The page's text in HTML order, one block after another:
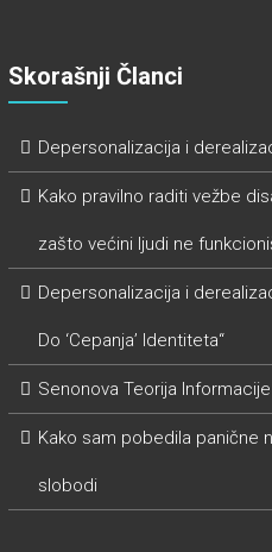
Skorašnji Članci
Depersonalizacija i
Kako pravilno raditi vežbe
zašto većini ljudi ne
Depersonalizacija i
Do ‘Cepanja’ Identiteta“
Senonova Teorija
Kako sam pobedila panične
slobodi